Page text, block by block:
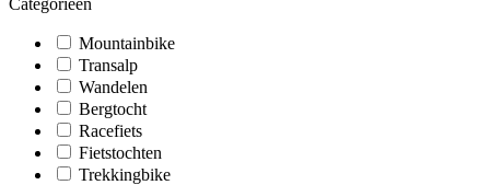
Mountainbike
Transalp
Wandelen
Bergtocht
Racefiets
Fietstochten
Trekkingbike